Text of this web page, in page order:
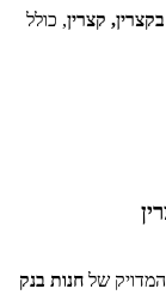
קצרין, כולל
של חנות בנק